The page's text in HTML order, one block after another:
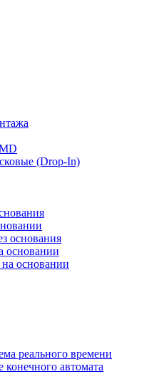
(Drop-In)
основания
основании
основании
реального времени
автомата